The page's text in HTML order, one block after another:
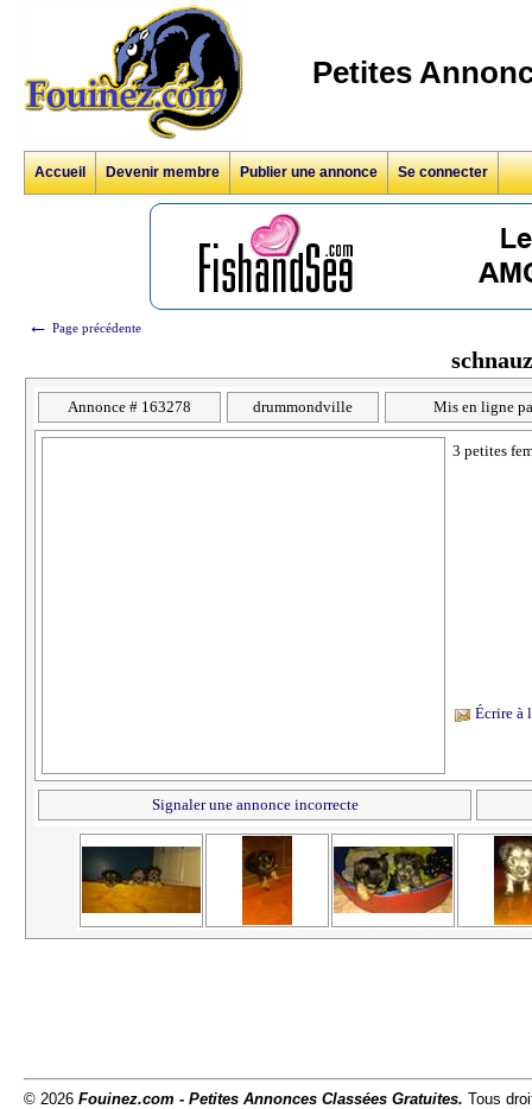
Petites
Accueil Devenir membre Publier une annonce Se connecter
← Page précédente
Annonce # 163278 drummondville Mis en ligne
3 petites
Écrire à
Signaler une annonce incorrecte
© 2026 Fouinez.com - Petites Annonces Classées Gratuites. Tous